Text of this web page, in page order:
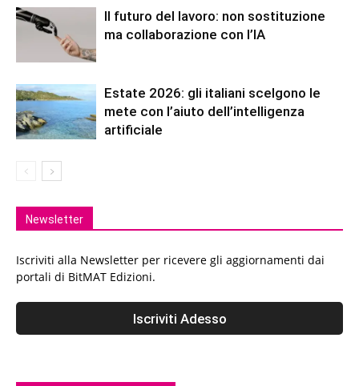
Il futuro del lavoro: non sostituzione
ma collaborazione con l’IA
Estate 2026: gli italiani scelgono le
mete con l’aiuto dell’intelligenza
artificiale
Newsletter
Iscriviti alla Newsletter per ricevere gli aggiornamenti dai
portali di BitMAT Edizioni.